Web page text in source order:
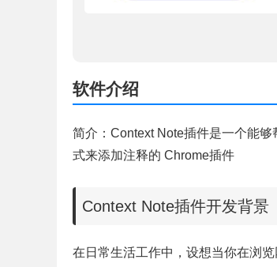
软件介绍
简介：Context Note插件是一个能
式来添加注释的 Chrome插件
Context Note插件开发背景
在日常生活工作中，设想当你在浏